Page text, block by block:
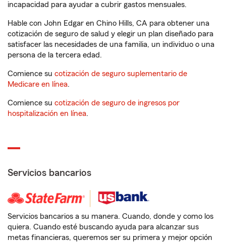
incapacidad para ayudar a cubrir gastos mensuales.
Hable con John Edgar en Chino Hills, CA para obtener una
cotización de seguro de salud y elegir un plan diseñado para
satisfacer las necesidades de una familia, un individuo o una
persona de la tercera edad.
Comience su cotización de seguro suplementario de
Medicare en línea.
Comience su cotización de seguro de ingresos por
hospitalización en línea.
Servicios bancarios
Servicios bancarios a su manera. Cuando, donde y como los
quiera. Cuando esté buscando ayuda para alcanzar sus
metas financieras, queremos ser su primera y mejor opción